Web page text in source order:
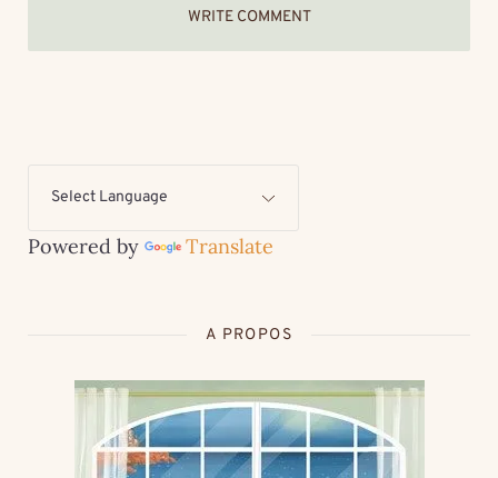
WRITE COMMENT
Powered by Translate
A PROPOS